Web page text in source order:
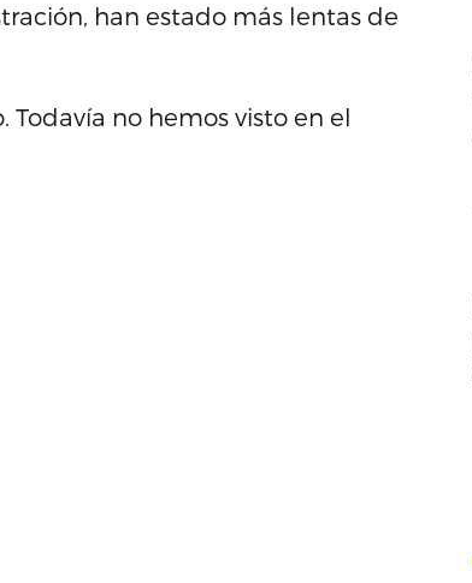
han estado más lentas de
Todavía no hemos visto en el